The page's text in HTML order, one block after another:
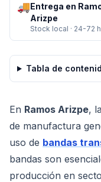
🚚Entrega en
Arizpe
Stock local · 24-72
Tabla de
En Ramos Arizpe,
de manufactura
uso de bandas
bandas son
producción en